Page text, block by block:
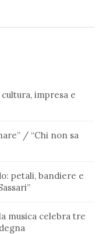
impresa e
/ “Chi non sa
petali, bandiere e
musica celebra tre